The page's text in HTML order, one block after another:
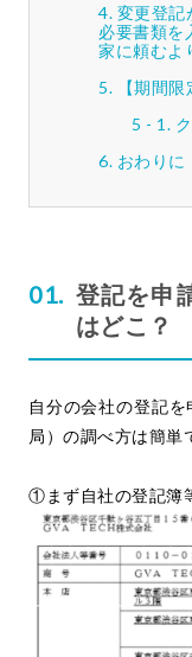
変更登記
必要書類を
家に頼むよ
【期間
おわりに
登記を申
はどこ？
自分の会社の登記
局）の調べ方は簡単
①まず自社の登記簿